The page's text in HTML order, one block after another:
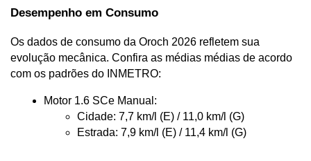
Desempenho em Consumo
Os dados de consumo da Oroch 2026 refletem sua
evolução mecânica. Confira as médias médias de acordo
com os padrões do INMETRO:
Motor 1.6 SCe Manual:
Cidade: 7,7 km/l (E) / 11,0 km/l (G)
Estrada: 7,9 km/l (E) / 11,4 km/l (G)